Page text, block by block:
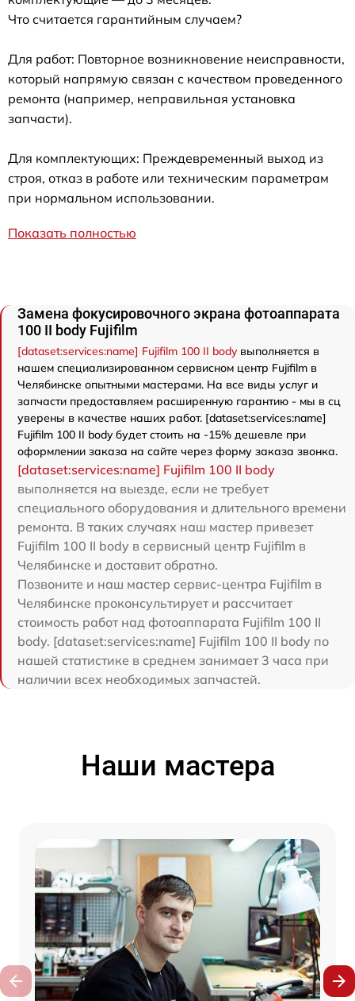
Что считается гарантийным случаем?
Для работ: Повторное возникновение неисправности,
который напрямую связан с качеством проведенного
ремонта (например, неправильная установка
запчасти).
Для комплектующих: Преждевременный выход из
строя, отказ в работе или техническим параметрам
при нормальном использовании.
Показать полностью
Замена фокусировочного экрана фотоаппарата
100 II body Fujifilm
[dataset:services:name] Fujifilm 100 II bodyвыполняется в
нашем специализированном сервисном центр Fujifilm в
Челябинске опытными мастерами. На все виды услуг и
запчасти предоставляем расширенную гарантию - мы в сц
уверены в качестве наших работ. [dataset:services:name]
Fujifilm 100 II body будет стоить на -15% дешевле при
оформлении заказа на сайте через форму заказа звонка.
[dataset:services:name] Fujifilm 100 II body
выполняется на выезде, если не требует
специального оборудования и длительного времени
ремонта. В таких случаях наш мастер привезет
Fujifilm 100 II body в сервисный центр Fujifilm в
Челябинске и доставит обратно.
Позвоните и наш мастер сервис-центра Fujifilm в
Челябинске проконсультирует и рассчитает
стоимость работ над фотоаппарата Fujifilm 100 II
body. [dataset:services:name] Fujifilm 100 II body по
нашей статистике в среднем занимает 3 часа при
наличии всех необходимых запчастей.
Наши мастера